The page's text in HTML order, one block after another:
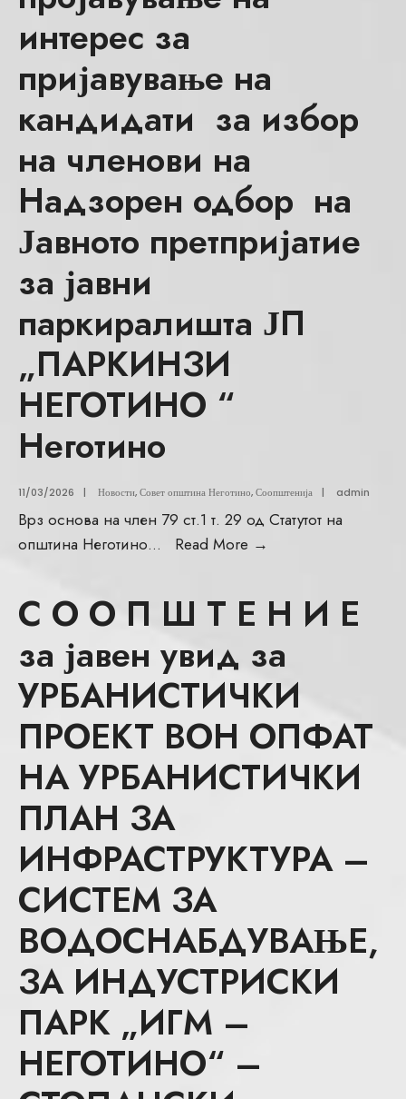
интерес за
пријавување на
кандидати за избор
на членови на
Надзорен одбор на
Јавното претпријатие
за јавни
паркиралишта ЈП
„ПАРКИНЗИ
НЕГОТИНО “
Неготино
11/03/2026 | Новости,Совет општина Неготино,Соопштенија | admin
Врз основа на член 79 ст.1 т. 29 од Статутот на
општина Неготино... Read More →
С О О П Ш Т Е Н И Е
за јавен увид за
УРБАНИСТИЧКИ
ПРОЕКТ ВОН ОПФАТ
НА УРБАНИСТИЧКИ
ПЛАН ЗА
ИНФРАСТРУКТУРА –
СИСТЕМ ЗА
ВОДОСНАБДУВАЊЕ,
ЗА ИНДУСТРИСКИ
ПАРК „ИГМ –
НЕГОТИНО“ –